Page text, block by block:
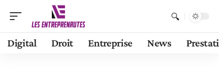
Digital Droit Entreprise News